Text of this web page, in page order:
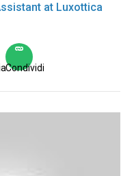
at Luxottica
Condividi